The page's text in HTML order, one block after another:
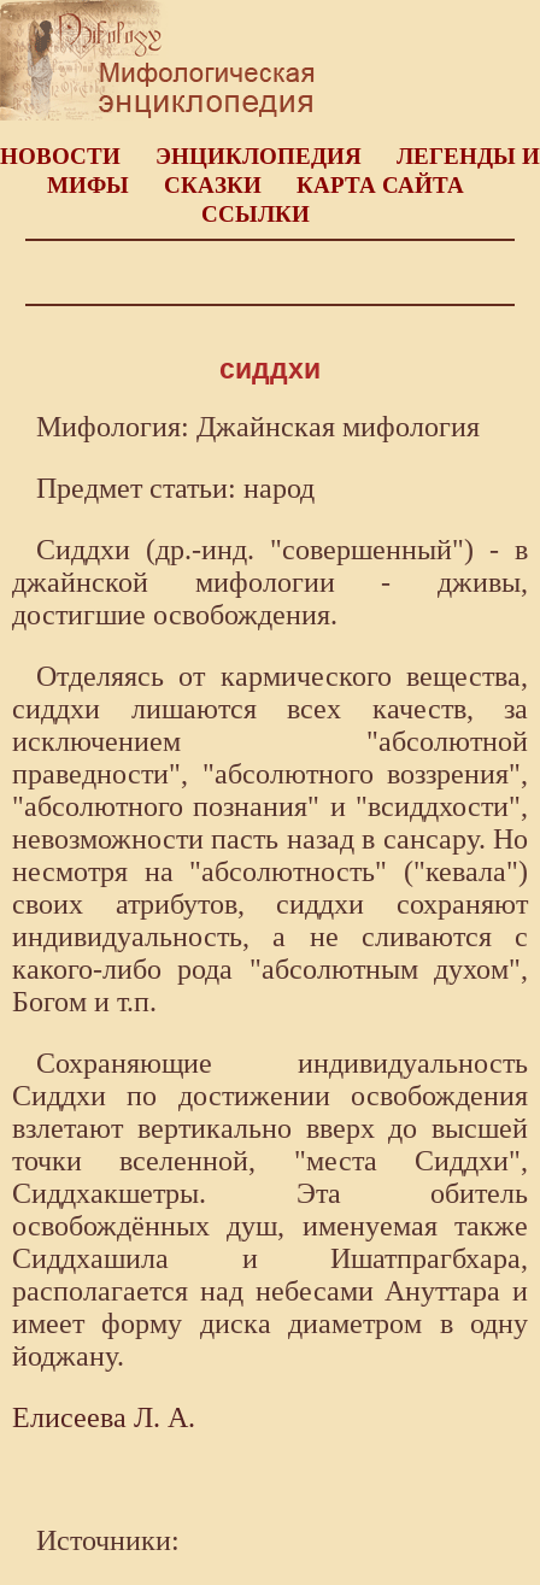
НОВОСТИ ЭНЦИКЛОПЕДИЯ
ЛЕГЕНДЫ И
МИФЫ
СКАЗКИ
КАРТА САЙТА
ССЫЛКИ
сиддхи
Мифология: Джайнская мифология
Предмет статьи: народ
Сиддхи (др.-инд. "совершенный") - в
джайнской мифологии - дживы,
достигшие освобождения.
Отделяясь от кармического вещества,
сиддхи лишаются всех качеств, за
исключением "абсолютной
праведности", "абсолютного воззрения",
"абсолютного познания" и "всиддхости",
невозможности пасть назад в сансару. Но
несмотря на "абсолютность" ("кевала")
своих атрибутов, сиддхи сохраняют
индивидуальность, а не сливаются с
какого-либо рода "абсолютным духом",
Богом и т.п.
Сохраняющие индивидуальность
Сиддхи по достижении освобождения
взлетают вертикально вверх до высшей
точки вселенной, "места Сиддхи",
Сиддхакшетры. Эта обитель
освобождённых душ, именуемая также
Сиддхашила и Ишатпрагбхара,
располагается над небесами Ануттара и
имеет форму диска диаметром в одну
йоджану.
Елисеева Л. А.
Источники: